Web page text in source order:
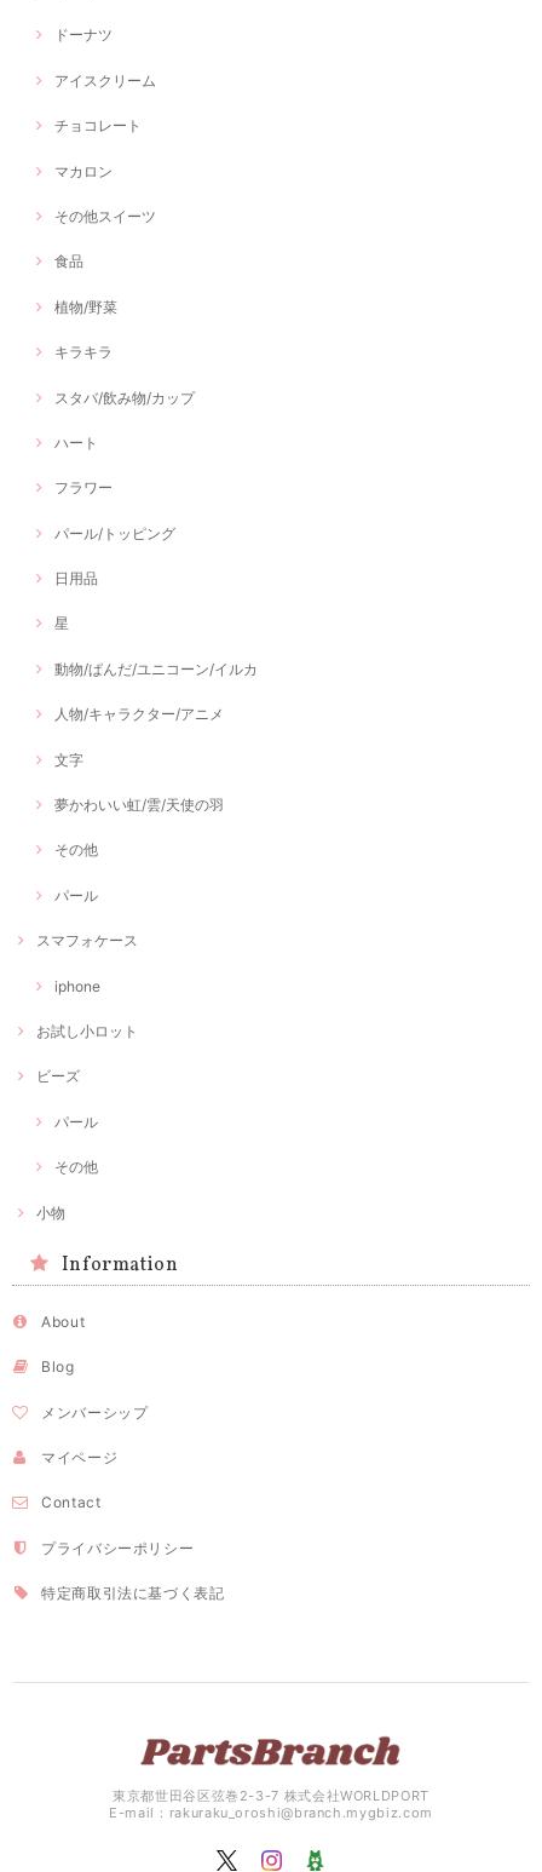
ドーナツ
アイスクリーム
チョコレート
マカロン
その他スイーツ
食品
植物/野菜
キラキラ
スタバ/飲み物/カップ
ハート
フラワー
パール/トッピング
日用品
星
動物/ぱんだ/ユニコーン/イルカ
人物/キャラクター/アニメ
文字
夢かわいい虹/雲/天使の羽
その他
パール
スマフォケース
iphone
お試し小ロット
ビーズ
パール
その他
小物
Information
About
Blog
メンバーシップ
マイページ
Contact
プライバシーポリシー
特定商取引法に基づく表記
東京都世田谷区弦巻2-3-7 株式会社WORLDPORT
E-mail： rakuraku_oroshi@branch.mygbiz.com